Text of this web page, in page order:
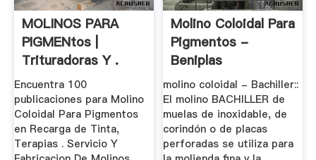
MOLINOS PARA
PIGMENtos |
Trituradoras Y .
Encuentra 100
publicaciones para Molino
Coloidal Para Pigmentos
en Recarga de Tinta,
Terapias . Servicio Y
Molino Coloidal Para
Pigmentos -
Beniplas
molino coloidal - Bachiller::
El molino BACHILLER de
muelas de inoxidable, de
corindón o de placas
perforadas se utiliza para